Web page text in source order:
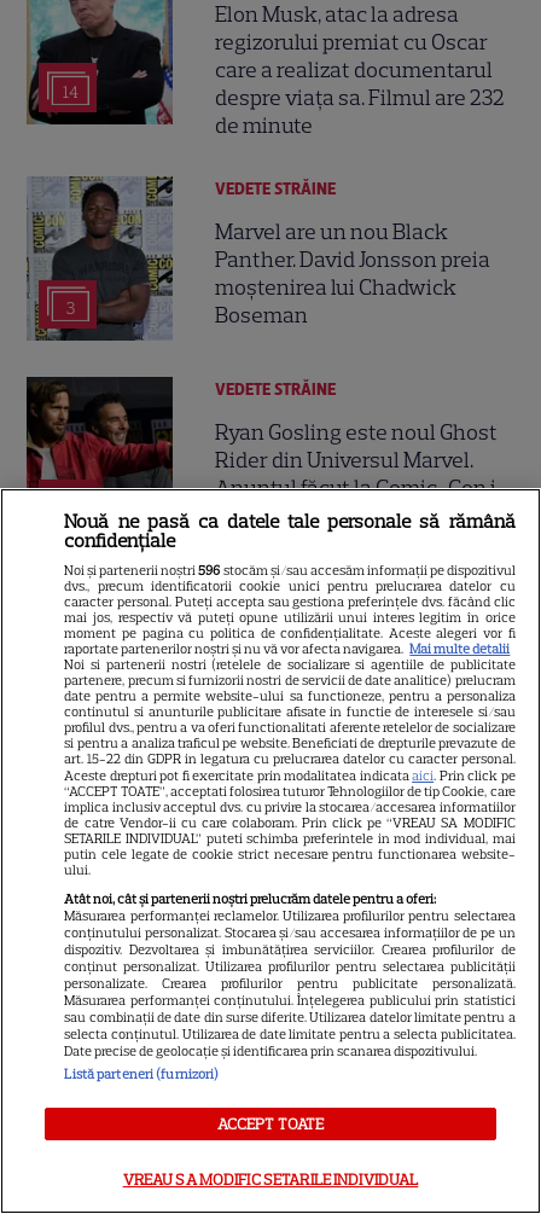
14
Elon Musk, atac la adresa
regizorului premiat cu Oscar
care a realizat documentarul
despre viața sa. Filmul are 232
de minute
3
VEDETE STRĂINE
Marvel are un nou Black
Panther. David Jonsson preia
moștenirea lui Chadwick
Boseman
7
VEDETE STRĂINE
Ryan Gosling este noul Ghost
Rider din Universul Marvel.
Anunțul făcut la Comic-Con i-
a entuziasmat pe fani
DISNEY PLUS
„Diavolul se îmbracă de la
Prada 2” s-a lansat pe Disney+.
Meryl Streep și Anne
Hathaway revin la revista
Runway
9
VEDETE STRĂINE
Meryl Streep, gest
Hathaway și Emily Blunt la
„Diavolul se îmbracă de la
Prada 2”. Ce salarii ar fi primit
actrițele
ŞTIRI
Nouă ne pasă ca datele tale personale să rămână
confidențiale
Noi și partenerii noștri596 stocăm și/sau accesăm informații pe dispozitivul
dvs., precum identificatorii cookie unici pentru prelucrarea datelor cu
caracter personal. Puteți accepta sau gestiona preferințele dvs. făcând clic
mai jos, respectiv vă puteți opune utilizării unui interes legitim în orice
moment pe pagina cu politica de confidențialitate. Aceste alegeri vor fi
raportate partenerilor noștri și nu vă vor afecta navigarea. Mai multe detalii
Noi si partenerii nostri (retelele de socializare si agentiile de publicitate
partenere, precum si furnizorii nostri de servicii de date analitice) prelucram
date pentru a permite website-ului sa functioneze, pentru a personaliza
continutul si anunturile publicitare afisate in functie de interesele si/sau
profilul dvs., pentru a va oferi functionalitati aferente retelelor de socializare
si pentru a analiza traficul pe website. Beneficiati de drepturile prevazute de
art. 15-22 din GDPR in legatura cu prelucrarea datelor cu caracter personal.
Aceste drepturi pot fi exercitate prin modalitatea indicataaici. Prin click pe
“ACCEPT TOATE”, acceptati folosirea tuturor Tehnologiilor de tip Cookie, care
implica inclusiv acceptul dvs. cu privire la stocarea/accesarea informatiilor
de catre Vendor-ii cu care colaboram. Prin click pe “VREAU SA MODIFIC
SETARILE INDIVIDUAL” puteti schimba preferintele in mod individual, mai
putin cele legate de cookie strict necesare pentru functionarea website-
ului.
Atât noi, cât și partenerii noștri prelucrăm datele pentru a oferi:
Măsurarea performanței reclamelor. Utilizarea profilurilor pentru selectarea
conținutului personalizat. Stocarea și/sau accesarea informațiilor de pe un
dispozitiv. Dezvoltarea și îmbunătățirea serviciilor. Crearea profilurilor de
conținut personalizat. Utilizarea profilurilor pentru selectarea publicității
personalizate. Crearea profilurilor pentru publicitate personalizată.
Măsurarea performanței conținutului. Înțelegerea publicului prin statistici
sau combinații de date din surse diferite. Utilizarea datelor limitate pentru a
selecta conținutul. Utilizarea de date limitate pentru a selecta publicitatea.
Date precise de geolocație și identificarea prin scanarea dispozitivului.
Listă parteneri (furnizori)
ACCEPT TOATE
VREAU SA MODIFIC SETARILE INDIVIDUAL